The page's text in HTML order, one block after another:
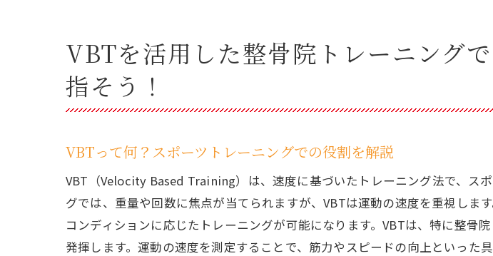
スポーツ選手にとってのVBTの重要性
北海道夕張郡長沼町で整骨院トレーニン
スポーツ愛好者にとっての整骨院の
長沼町のスポーツ文化と整骨院の関係
地域スポーツイベントと整骨院の関わ
美沢整骨院が提供するVBTプログラムの
VBTを活用した整骨院トレーニング
指そう！
VBTって何？スポーツトレーニングでの役割を解説
VBT（Velocity Based Training）は、速度に基づいたトレーニング法で、ス
グでは、重量や回数に焦点が当てられますが、VBTは運動の速度を重視しま
コンディションに応じたトレーニングが可能になります。VBTは、特に整骨
発揮します。運動の速度を測定することで、筋力やスピードの向上といっ